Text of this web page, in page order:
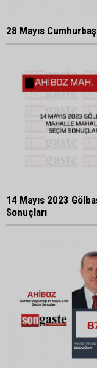
28 Mayıs
14 Mayıs 2023
Sonuçları